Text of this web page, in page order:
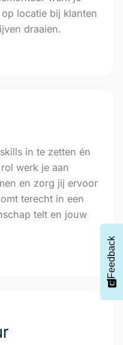
locatie bij klanten
draaien.
in te zetten én
werk je aan
en zorg jij ervoor
terecht in een
telt en jouw
Feedback